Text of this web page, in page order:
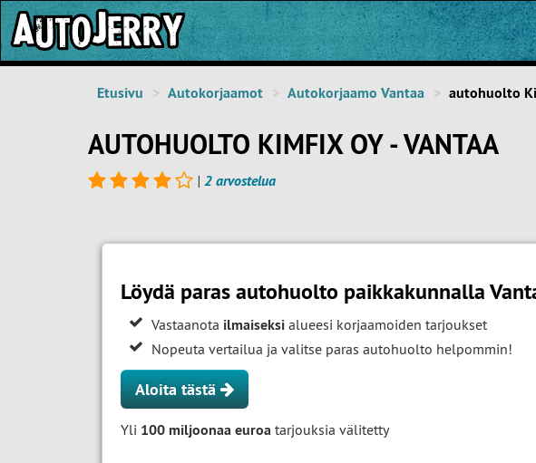
Etusivu Autokorjaamot Autokorjaamo Vantaa autohuolto
AUTOHUOLTO KIMFIX OY - VANTAA
| 2 arvostelua
Löydä paras autohuolto paikkakunnalla
Vastaanota ilmaiseksi alueesi korjaamoiden tarjoukset
Nopeuta vertailua ja valitse paras autohuolto helpommin!
Aloita tästä
Yli 100 miljoonaa euroa tarjouksia välitetty